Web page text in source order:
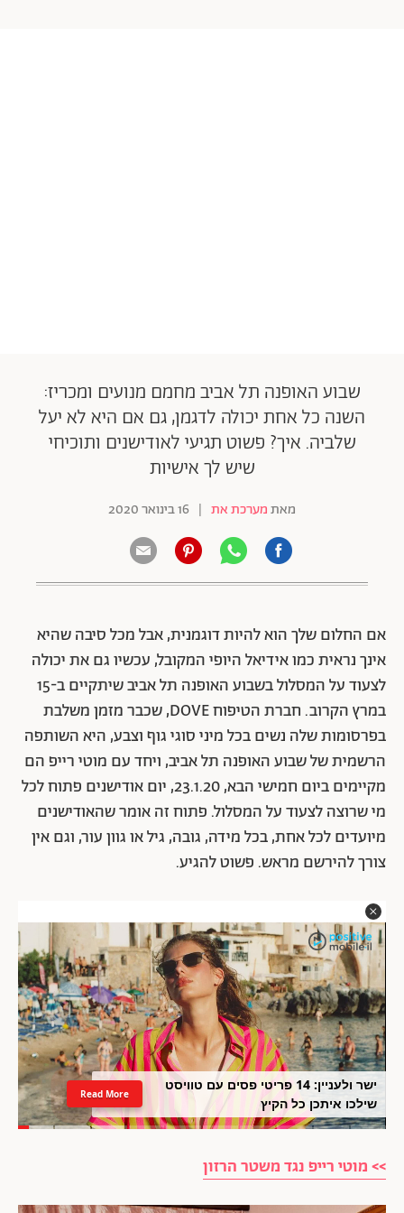
שבוע האופנה תל אביב מחמם מנועים ומכריז:
השנה כל אחת יכולה לדגמן, גם אם היא לא יעל
שלביה. איך? פשוט תגיעי לאודישנים ותוכיחי
שיש לך אישיות
מאתמערכת את | 16 בינואר 2020
אם החלום שלך הוא להיות דוגמנית, אבל מכל סיבה שהיא
אינך נראית כמו אידיאל היופי המקובל, עכשיו גם את יכולה
לצעוד על המסלול בשבוע האופנה תל אביב שיתקיים ב-15
במרץ הקרוב. חברת הטיפוח DOVE, שכבר מזמן משלבת
בפרסומות שלה נשים בכל מיני סוגי גוף וצבע, היא השותפה
הרשמית של שבוע האופנה תל אביב, ויחד עם מוטי רייפ הם
מקיימים ביום חמישי הבא, 23.1.20, יום אודישנים פתוח לכל
מי שרוצה לצעוד על המסלול. פתוח זה אומר שהאודישנים
מיועדים לכל אחת, בכל מידה, גובה, גיל או גוון עור, וגם אין
צורך להירשם מראש. פשוט להגיע.
ישר ולעניין: 14 פריטי פסים עם טוויסט
שילכו איתכן כל הקיץ
Read More
>> מוטי רייפ נגד משטר הרזון